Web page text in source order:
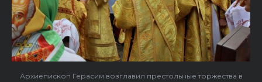
Архиепископ Герасим возглавил престольные торжества в